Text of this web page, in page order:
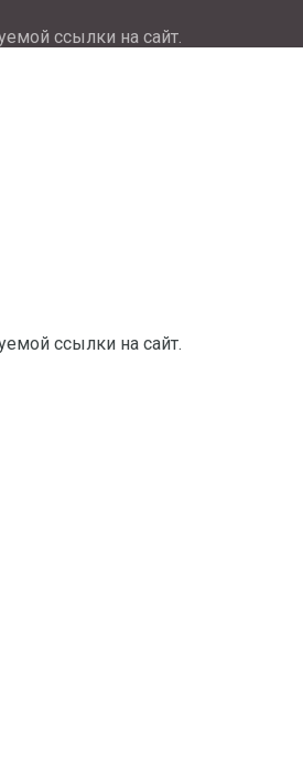
ссылки на сайт.
ссылки на сайт.